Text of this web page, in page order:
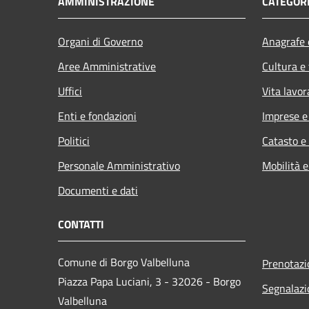
Organi di Governo
Aree Amministrative
Uffici
Enti e fondazioni
Politici
Personale Amministrativo
Documenti e dati
Cultura
Vita
Imprese
Catasto
Mobilità
CONTATTI
Comune di Borgo Valbelluna
Piazza Papa Luciani, 3 - 32026 - Borgo
Valbelluna